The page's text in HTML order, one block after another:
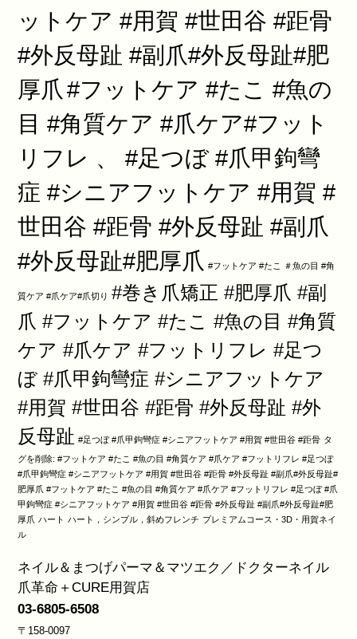
ットケア #用賀 #世田谷 #距骨
#外反母趾 #副爪#外反母趾#肥
厚爪 #フットケア #たこ #魚の
目 #角質ケア #爪ケア#フット
リフレ 、 #足つぼ #爪甲鉤彎
症 #シニアフットケア #用賀 #
世田谷 #距骨 #外反母趾 #副爪
#外反母趾#肥厚爪 #フットケア #たこ ＃魚の目 #角
質ケア #爪ケア#爪切り #巻き爪矯正 #肥厚爪 #副
爪 #フットケア #たこ #魚の目 #角質
ケア #爪ケア #フットリフレ #足つ
ぼ #爪甲鉤彎症 #シニアフットケア
#用賀 #世田谷 #距骨 #外反母趾 #外
反母趾 #足つぼ #爪甲鉤彎症 #シニアフットケア #用賀 #世田谷 #距骨 タ
グを削除: #フットケア #たこ #魚の目 #角質ケア #爪ケア #フットリフレ #足つぼ
#爪甲鉤彎症 #シニアフットケア #用賀 #世田谷 #距骨 #外反母趾 #副爪#外反母趾#
肥厚爪 #フットケア #たこ #魚の目 #角質ケア #爪ケア #フットリフレ #足つぼ #爪
甲鉤彎症 #シニアフットケア #用賀 #世田谷 #距骨 #外反母趾 #副爪#外反母趾#肥
厚爪 ハート ハート，シンプル，斜めフレンチ プレミアムコース・3D・用賀ネイ
ル
ネイル＆まつげパーマ＆マツエク／ドクターネイル
爪革命＋CURE用賀店
03-6805-6508
〒158-0097